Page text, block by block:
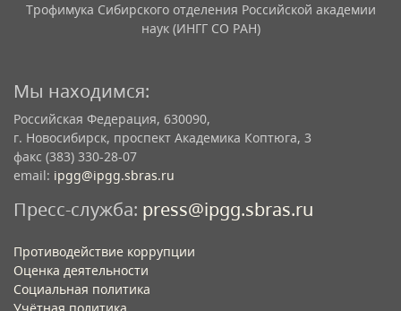
Трофимука Сибирского отделения Российской академии
наук (ИНГГ СО РАН)
Мы находимся:
Российская Федерация, 630090,
г. Новосибирск, проспект Академика Коптюга, 3
факс (383) 330-28-07
email: ipgg@ipgg.sbras.ru
Пресс-служба: press@ipgg.sbras.ru
Противодействие коррупции
Оценка деятельности
Социальная политика